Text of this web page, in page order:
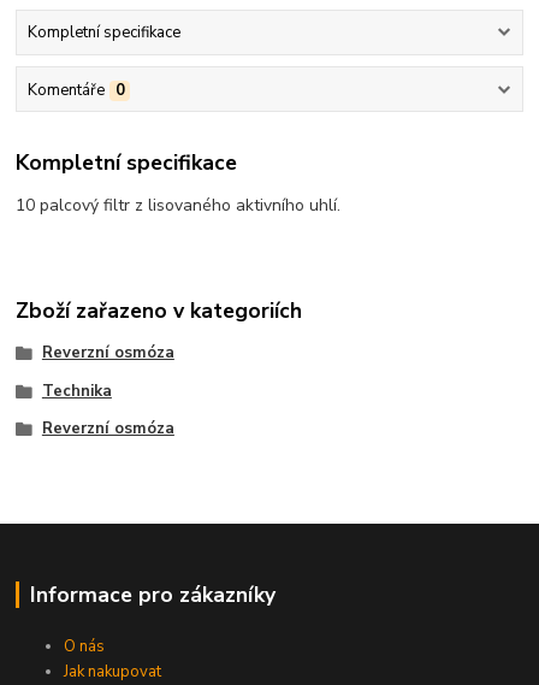
Kompletní specifikace
Komentáře 0
Kompletní specifikace
10 palcový filtr z lisovaného aktivního uhlí.
Zboží zařazeno v kategoriích
Reverzní osmóza
Technika
Reverzní osmóza
Informace pro zákazníky
O nás
Jak nakupovat